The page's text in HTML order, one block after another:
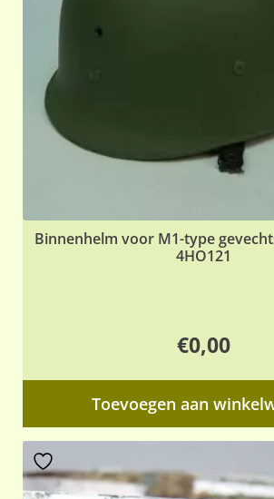
Binnenhelm voor M1-type
4HO121
€0,00
Toevoegen aan